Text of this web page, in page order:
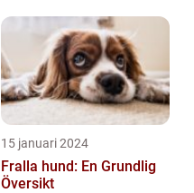
15 januari 2024
Fralla hund: En Grundlig
Översikt